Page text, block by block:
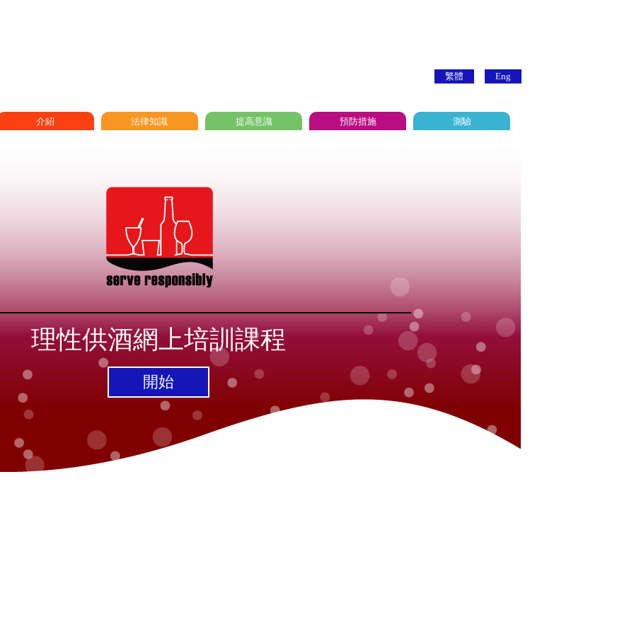
Eng
繁體
介紹 法律知識 提高意識 預防措施 測驗
理性供酒網上培訓課程
開始